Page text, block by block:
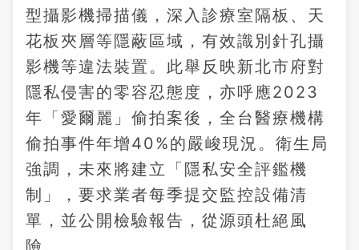
型攝影機掃描儀，深入診療室隔板、天
花板夾層等隱蔽區域，有效識別針孔攝
影機等違法裝置。此舉反映新北市府對
隱私侵害的零容忍態度，亦呼應2023
年「愛爾麗」偷拍案後，全台醫療機構
偷拍事件年增40%的嚴峻現況。衛生局
強調，未來將建立「隱私安全評鑑機
制」，要求業者每季提交監控設備清
單，並公開檢驗報告，從源頭杜絕風
險。